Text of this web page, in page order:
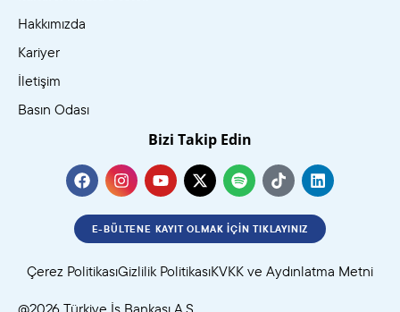
Hakkımızda
Kariyer
İletişim
Basın Odası
Bizi Takip Edin
E-BÜLTENE KAYIT OLMAK İÇIN TIKLAYINIZ
Çerez PolitikasıGizlilik PolitikasıKVKK ve Aydınlatma Metni